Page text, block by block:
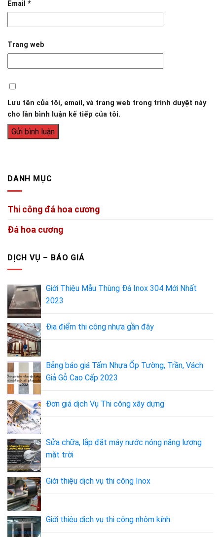
Email *
Trang web
Lưu tên của tôi, email, và trang web trong trình duyệt này
cho lần bình luận kế tiếp của tôi.
DANH MỤC
Thi công đá hoa cương
Đá hoa cương
DỊCH VỤ – BÁO GIÁ
Giới Thiệu Mẫu Thùng Đá Inox 304 Mới Nhất
2023
Địa điểm thi công nhựa gần đây
Bảng báo giá Tấm Nhựa Ốp Tường, Trần, Vách
Giả Gỗ Cao Cấp 2023
Đơn giá dịch Vụ Thi công xây dựng
Sửa chữa, lắp đặt máy nước nóng năng lượng
mặt trời
Giới thiệu dịch vụ thi công Inox
Giới thiệu dịch vụ thi công nhôm kính